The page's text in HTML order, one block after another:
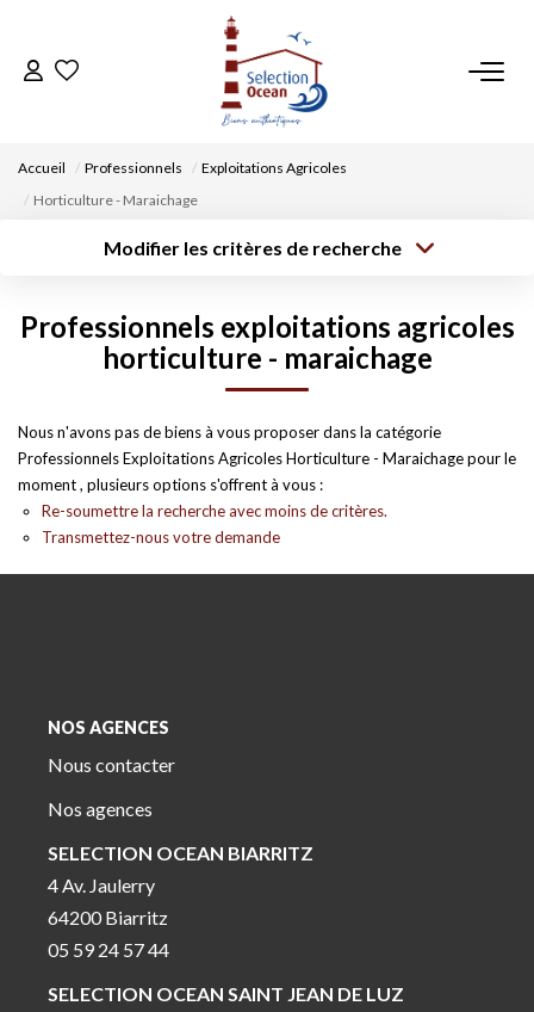
ACCUEIL
VENDRE UN BIEN
DÉPOSEZ VOTRE RECHERCHE
CONTACT
EN
Accueil Professionnels
Exploitations Agricoles
Horticulture - Maraichage
Modifier les critères de recherche
Sélectionnez...
Type de bien
Surface min
Budget max
Professionnels exploitations agricoles
horticulture - maraichage
Nous n'avons pas de biens à vous proposer dans la catégorie
Professionnels Exploitations Agricoles Horticulture - Maraichage pour le
moment , plusieurs options s'offrent à vous :
Re-soumettre la recherche avec moins de critères.
Transmettez-nous votre demande
NOS AGENCES
Nous contacter
Nos agences
SELECTION OCEAN BIARRITZ
4 Av. Jaulerry
64200 Biarritz
05 59 24 57 44
SELECTION OCEAN SAINT JEAN DE LUZ